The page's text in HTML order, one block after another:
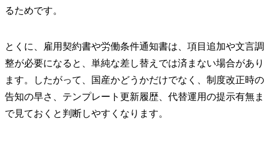
るためです。
とくに、雇用契約書や労働条件通知書は、項目追加や文言調
整が必要になると、単純な差し替えでは済まない場合があり
ます。したがって、国産かどうかだけでなく、制度改正時の
告知の早さ、テンプレート更新履歴、代替運用の提示有無ま
で見ておくと判断しやすくなります。